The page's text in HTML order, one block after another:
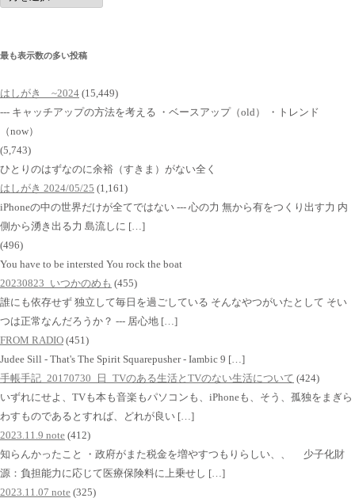
ブ
最も表示数の多い投稿
はしがき ~2024 (15,449)
--- キャッチアップの方法を考える ・ベースアップ（old） ・トレンド
（now）
(5,743)
ひとりのはずなのに余裕（すきま）がない全く
はしがき 2024/05/25 (1,161)
iPhoneの中の世界だけが全てではない --- 心の力 無から有をつくり出す力 内
側から湧き出る力 島流しに […]
(496)
You have to be intersted You rock the boat
20230823_いつかのめも (455)
誰にも依存せず 独立して毎日を過ごしている そんなやつがいたとして そい
つは正常なんだろうか？ --- 居心地 […]
FROM RADIO (451)
Judee Sill - That's The Spirit Squarepusher - Iambic 9 […]
手帳手記_20170730_日_TVのある生活とTVのない生活について (424)
いずれにせよ、TVも本も音楽もパソコンも、iPhoneも、そう、孤独をまぎら
わすものであるとすれば、どれが良い […]
2023.11.9 note (412)
知らんかったこと ・政府がまた税金を増やすつもりらしい、、 少子化財
源：負担能力に応じて医療保険料に上乗せし […]
2023.11.07 note (325)